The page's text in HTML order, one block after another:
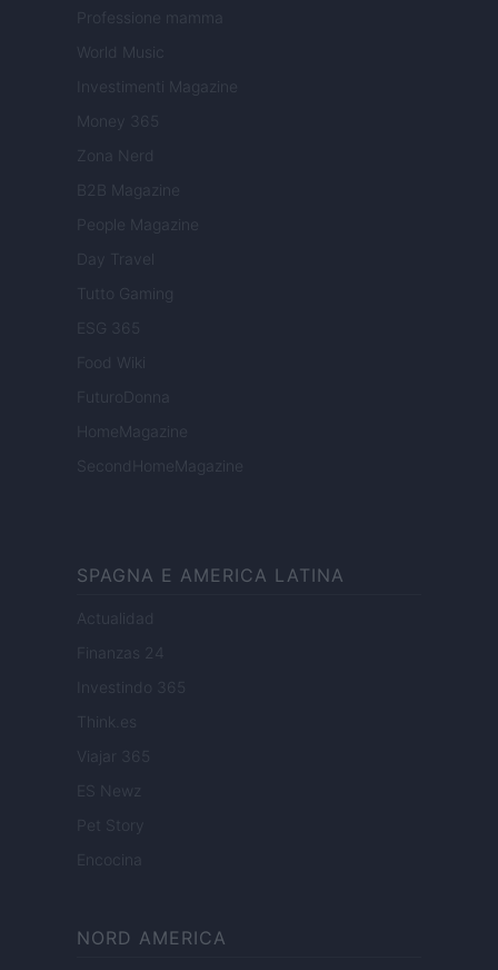
Professione mamma
World Music
Investimenti Magazine
Money 365
Zona Nerd
B2B Magazine
People Magazine
Day Travel
Tutto Gaming
ESG 365
Food Wiki
FuturoDonna
HomeMagazine
SecondHomeMagazine
SPAGNA E AMERICA LATINA
Actualidad
Finanzas 24
Investindo 365
Think.es
Viajar 365
ES Newz
Pet Story
Encocina
NORD AMERICA